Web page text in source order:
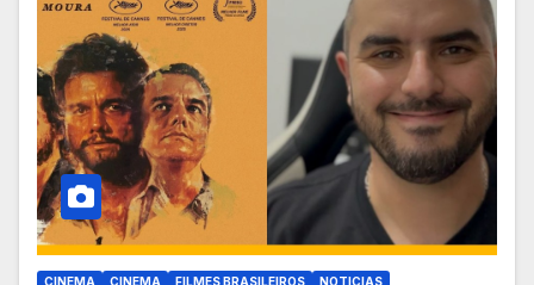
CINEMA CINEMA FILMES BRASILEIROS NOTICIAS